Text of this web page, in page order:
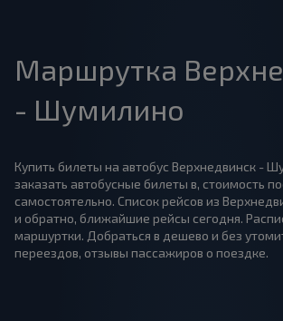
Маршрутка
- Шумилино
Купить билеты на автобус Верхнедвинск -
заказать автобусные билеты в, стоимость
самостоятельно. Список рейсов из
и обратно, ближайшие рейсы сегодня.
маршуртки. Добраться в дешево и без
переездов, отзывы пассажиров о поездке.